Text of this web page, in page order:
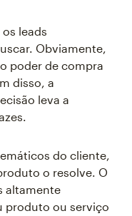
leads
Obviamente,
poder de compra
disso, a
leva a
do cliente,
o resolve. O
altamente
produto ou serviço